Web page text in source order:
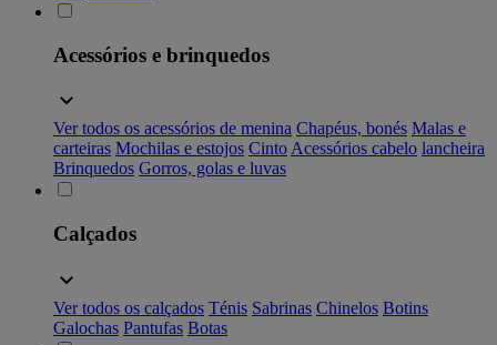
Acessórios e brinquedos
Ver todos os acessórios de menina Chapéus, bonés Malas e
carteiras Mochilas e estojos Cinto Acessórios cabelo lancheira
Brinquedos Gorros, golas e luvas
Calçados
Ver todos os calçados Ténis Sabrinas Chinelos Botins
Galochas Pantufas Botas